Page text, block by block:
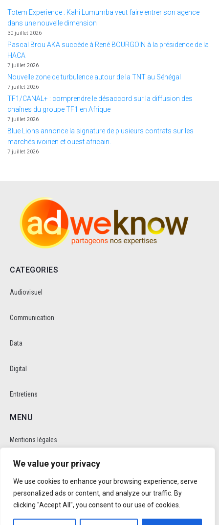
We value your privacy
We use cookies to enhance your browsing experience, serve
personalized ads or content, and analyze our traffic. By
clicking "Accept All", you consent to our use of cookies.
Totem Experience : Kahi Lumumba veut faire entrer son agence
dans une nouvelle dimension
30 juillet 2026
Pascal Brou AKA succède à René BOURGOIN à la présidence de la
HACA
7 juillet 2026
Nouvelle zone de turbulence autour de la TNT au Sénégal
7 juillet 2026
TF1/CANAL+ : comprendre le désaccord sur la diffusion des
chaînes du groupe TF1 en Afrique
7 juillet 2026
Blue Lions annonce la signature de plusieurs contrats sur les
marchés ivoirien et ouest africain.
7 juillet 2026
CATEGORIES
Audiovisuel
Communication
Data
Digital
Entretiens
MENU
Mentions légales
Politique de cookie et de confidentalité
RÉSEAUX SOCIAUX